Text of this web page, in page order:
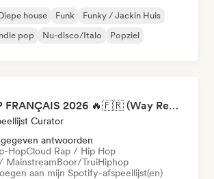
house Funk
Funky / Jackin Huis
pop Nu-disco/Italo Popziel
RAP FRANÇAIS 2026 🔥🇫🇷 (Way Records)
Curator
antwoorden
HopCloud Rap / Hip Hop
MainstreamBoor/TruiHiphop
aan mijn Spotify-afspeellijst(en)